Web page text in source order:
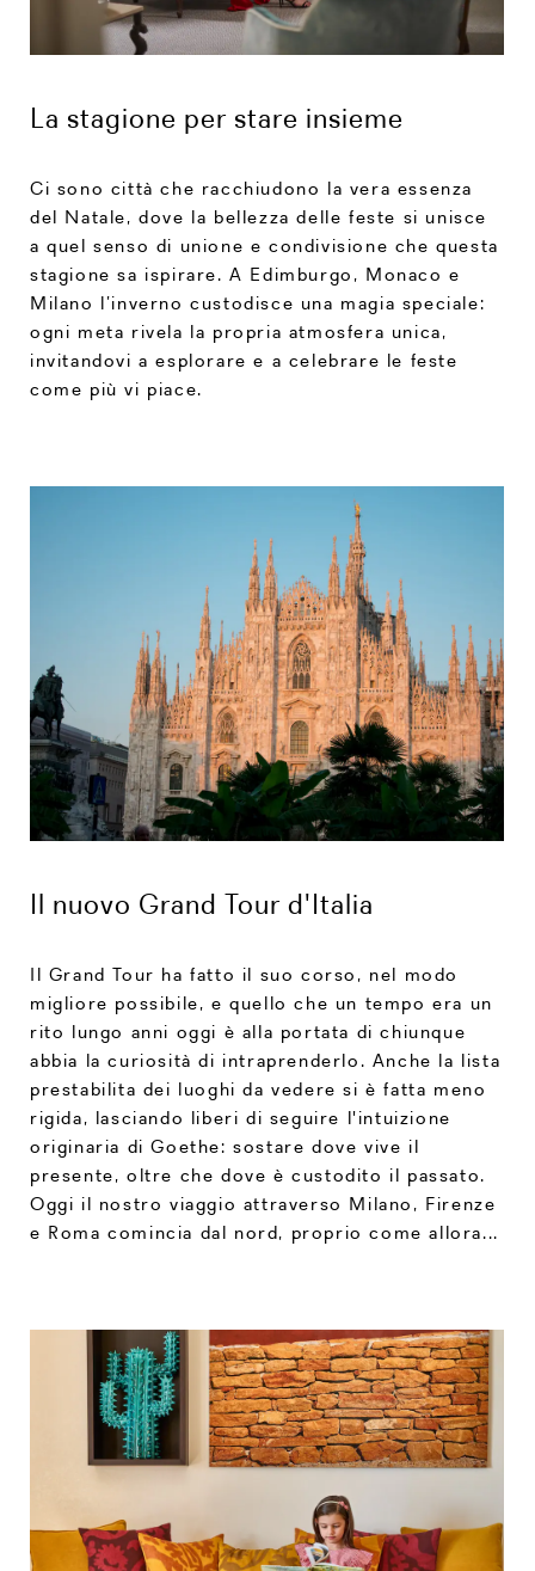
La stagione per stare insieme
Ci sono città che racchiudono la vera essenza
del Natale, dove la bellezza delle feste si unisce
a quel senso di unione e condivisione che questa
stagione sa ispirare. A Edimburgo, Monaco e
Milano l’inverno custodisce una magia speciale:
ogni meta rivela la propria atmosfera unica,
invitandovi a esplorare e a celebrare le feste
come più vi piace.
Il nuovo Grand Tour d'Italia
Il Grand Tour ha fatto il suo corso, nel modo
migliore possibile, e quello che un tempo era un
rito lungo anni oggi è alla portata di chiunque
abbia la curiosità di intraprenderlo. Anche la lista
prestabilita dei luoghi da vedere si è fatta meno
rigida, lasciando liberi di seguire l'intuizione
originaria di Goethe: sostare dove vive il
presente, oltre che dove è custodito il passato.
Oggi il nostro viaggio attraverso Milano, Firenze
e Roma comincia dal nord, proprio come allora...